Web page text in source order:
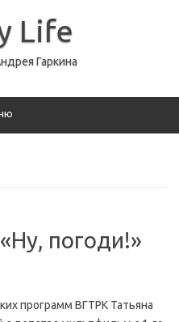
Life
Гаркина
погоди!»
программ ВГТРК Татьяна